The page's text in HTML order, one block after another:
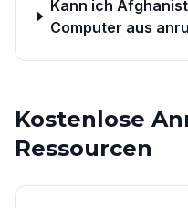
Kann ich
Computer aus
Kostenlose
Ressourcen